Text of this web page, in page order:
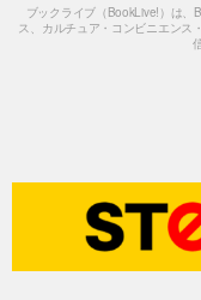
ブックライブ（BookLive!）は、
ス、カルチュア・コンビニエンス